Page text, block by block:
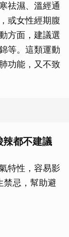
祛濕、溫經通
或女性經期腹
方面，建議選
等。這類運動
功能，又不致
辣都不建議
特性，容易影
禁忌，幫助避